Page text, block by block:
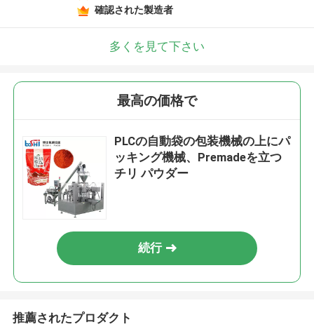
確認された製造者
多くを見て下さい
最高の価格で
PLCの自動袋の包装機械の上にパ
ッキング機械、Premadeを立つ
チリ パウダー
続行
推薦されたプロダクト